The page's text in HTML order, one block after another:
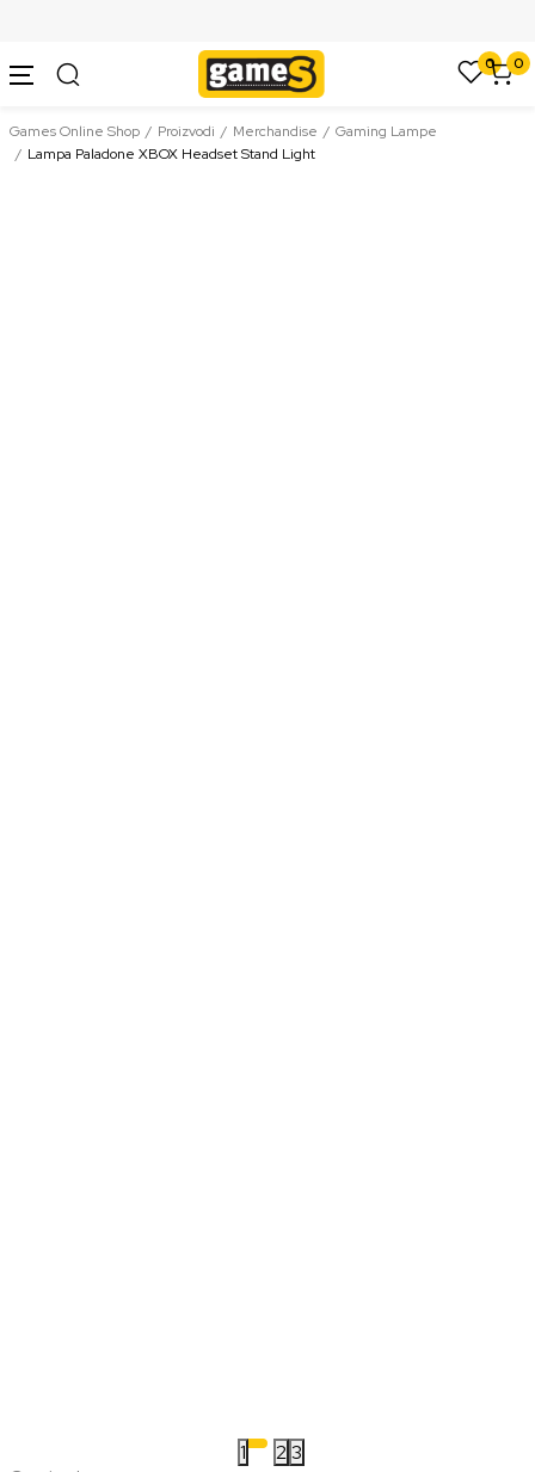
0 0
Games Online Shop Proizvodi Merchandise
Gaming Lampe
Lampa Paladone XBOX Headset Stand Light
1 2 3